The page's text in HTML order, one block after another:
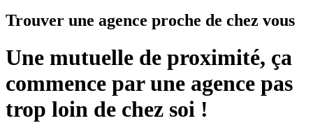
Trouver une agence proche de chez vous
Une mutuelle de proximité, ça
commence par une agence pas
trop loin de chez soi !